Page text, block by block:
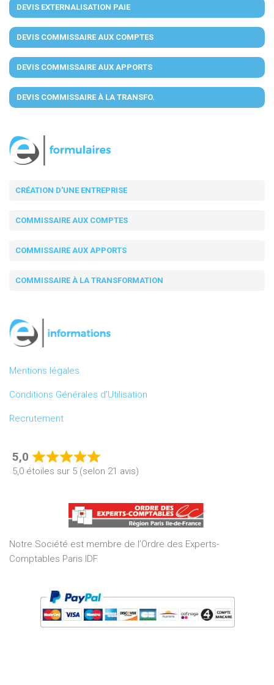
DEVIS EXTERNALISATION PAIE
DEVIS COMMISSAIRE AUX COMPTES
DEVIS COMMISSAIRE AUX APPORTS
DEVIS COMMISSAIRE À LA TRANSFO.
CRÉATION D'UNE ENTREPRISE
COMMISSAIRE AUX COMPTES
COMMISSAIRE AUX APPORTS
COMMISSAIRE À LA TRANSFORMATION
Mentions légales
Conditions Générales d’Utilisation
Recrutement
5,0
Rated
of
5
5,0 étoiles sur 5 (selon 21 avis)
Notre Société est membre de l’Ordre des Experts-
Comptables Paris IDF.